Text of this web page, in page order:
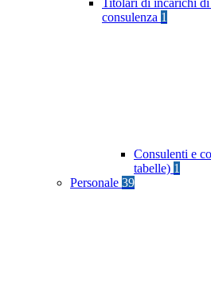
Titolari di incarichi
consulenza 1
Consulenti e
tabelle) 1
Personale 39